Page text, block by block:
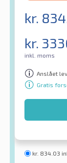
kr.
kr.
inkl. moms
Anslået
Gratis
kr. 834.03